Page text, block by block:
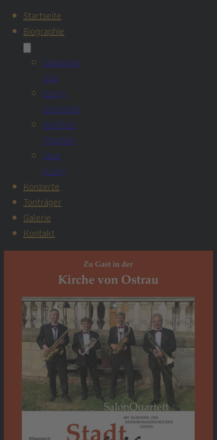
Startseite
Biographie
Sebastian
Ude
Henry
Schneider
Wolfram
Stephan
Jana
Hruby
Konzerte
Tonträger
Galerie
Kontakt